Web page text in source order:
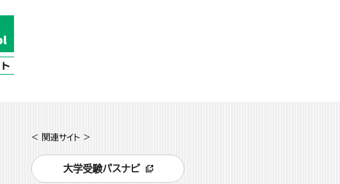
< 関連サイト >
大学受験パスナビ